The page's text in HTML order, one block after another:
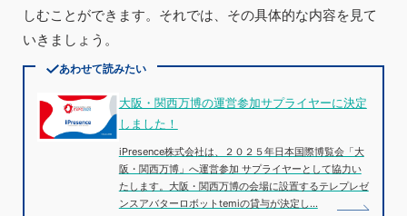
しむことができます。それでは、その具体的な内容を見て
いきましょう。
あわせて読みたい
大阪・関西万博の運営参加サプライヤーに決定
しました！
iPresence株式会社は、２０２５年日本国際博覧会「大
阪・関西万博」へ運営参加 サプライヤーとして協力い
たします。大阪・関西万博の会場に設置するテレプレゼ
ンスアバターロボットtemiの貸与が決定し…